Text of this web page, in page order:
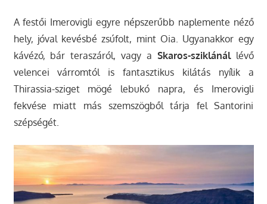
A festői Imerovigli egyre népszerűbb naplemente néző
hely, jóval kevésbé zsúfolt, mint Oia. Ugyanakkor egy
kávézó, bár teraszáról, vagy a Skaros-sziklánállévő
velencei várromtól is fantasztikus kilátás nyílik a
Thirassia-sziget mögé lebukó napra, és Imerovigli
fekvése miatt más szemszögből tárja fel Santorini
szépségét.